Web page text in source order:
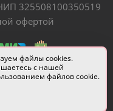
325508100350519
офертой
файлы cookies.
с нашей
файлов cookie.